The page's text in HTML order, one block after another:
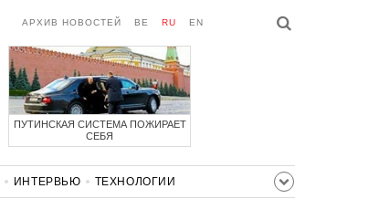
АРХИВ НОВОСТЕЙ BE RU EN
ПУТИНСКАЯ СИСТЕМА ПОЖИРАЕТ
СЕБЯ
ИНТЕРВЬЮ
ТЕХНОЛОГИИ